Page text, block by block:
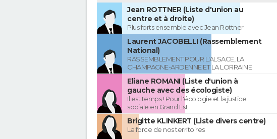
Jean ROTTNER (Liste d'union au
centre et à droite)
Plus forts ensemble avec Jean Rottner
Laurent JACOBELLI (Rassemblement
National)
RASSEMBLEMENT POUR L'ALSACE, LA
CHAMPAGNE-ARDENNE ET LA LORRAINE
Eliane ROMANI (Liste d'union à
gauche avec des écologiste)
Il est temps ! Pour l'écologie et la justice
sociale en Grand Est
Brigitte KLINKERT (Liste divers centre)
La force de nos territoires